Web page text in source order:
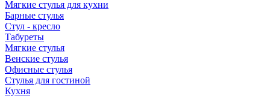
Мягкие стулья для кухни
Барные стулья
Стул - кресло
Табуреты
Мягкие стулья
Венские стулья
Офисные стулья
Стулья для гостиной
Кухня